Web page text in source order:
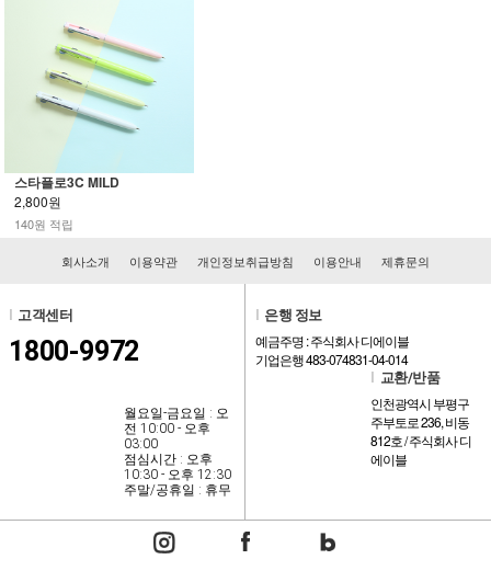
스타플로3C MILD
2,800원
140원 적립
회사소개 이용약관 개인정보취급방침 이용안내 제휴문의
고객센터
1800-9972
월요일-금요일 : 오
전 10:00 - 오후
03:00
점심시간 : 오후
10:30 - 오후 12:30
주말/공휴일 : 휴무
은행 정보
예금주명 : 주식회사 디에이블
기업은행 483-074831-04-014
교환/반품
인천광역시 부평구
주부토로 236, 비동
812호 / 주식회사 디
에이블